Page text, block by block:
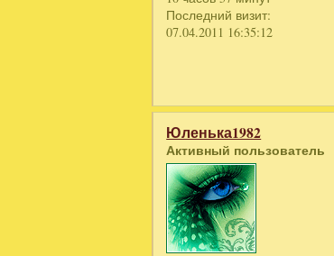
Последний визит:
07.04.2011 16:35:12
Юленька1982
Активный пользователь